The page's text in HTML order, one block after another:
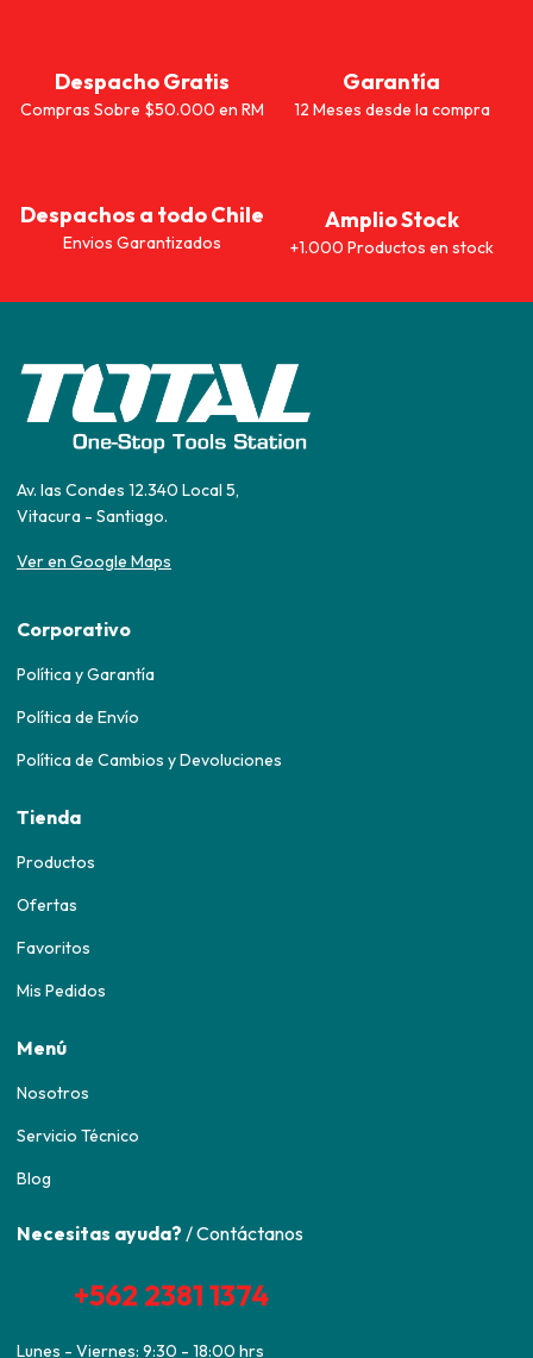
Despacho Gratis
Compras Sobre $50.000 en RM
Garantía
12 Meses desde la compra
Despachos a todo Chile
Envios Garantizados
Amplio Stock
+1.000 Productos en stock
Av. las Condes 12.340 Local 5,
Vitacura - Santiago.
Ver en Google Maps
Corporativo
Política y Garantía
Política de Envío
Política de Cambios y Devoluciones
Tienda
Productos
Ofertas
Favoritos
Mis Pedidos
Menú
Nosotros
Servicio Técnico
Blog
Necesitas ayuda? / Contáctanos
+562 2381 1374
Lunes - Viernes: 9:30 - 18:00 hrs